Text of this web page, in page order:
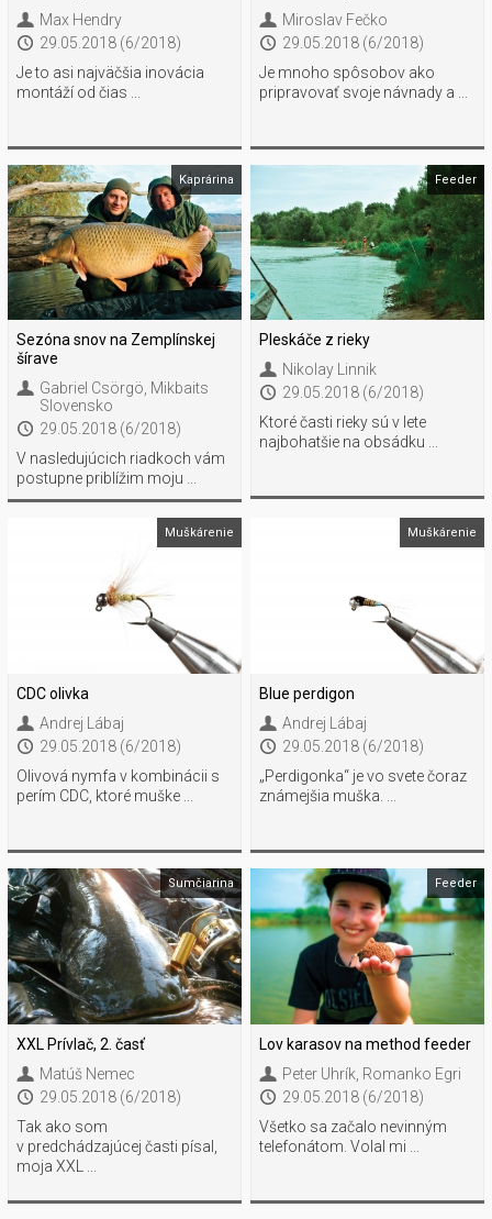
Max Hendry
29.05.2018 (6/2018)
Je to asi najväčšia inovácia
montáží od čias ...
Miroslav Fečko
29.05.2018 (6/2018)
Je mnoho spôsobov ako
pripravovať svoje návnady a ...
Kaprárina
Sezóna snov na Zemplínskej
šírave
Gabriel Csörgö, Mikbaits
Slovensko
29.05.2018 (6/2018)
V nasledujúcich riadkoch vám
postupne priblížim moju ...
Feeder
Pleskáče z rieky
Nikolay Linnik
29.05.2018 (6/2018)
Ktoré časti rieky sú v lete
najbohatšie na obsádku ...
Muškárenie
CDC olivka
Andrej Lábaj
29.05.2018 (6/2018)
Olivová nymfa v kombinácii s
perím CDC, ktoré muške ...
Muškárenie
Blue perdigon
Andrej Lábaj
29.05.2018 (6/2018)
„Perdigonka“ je vo svete čoraz
známejšia muška. ...
Sumčiarina
XXL Prívlač, 2. časť
Matúš Nemec
29.05.2018 (6/2018)
Tak ako som
v predchádzajúcej časti písal,
moja XXL ...
Feeder
Lov karasov na method feeder
Peter Uhrík Romanko Egri
29.05.2018 (6/2018)
Všetko sa začalo nevinným
telefonátom. Volal mi ...